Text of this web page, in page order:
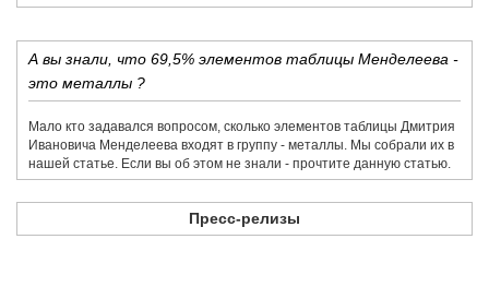
А вы знали, что 69,5% элементов таблицы Менделеева -
это металлы ?
Мало кто задавался вопросом, сколько элементов таблицы Дмитрия
Ивановича Менделеева входят в группу - металлы. Мы собрали их в
нашей статье. Если вы об этом не знали - прочтите данную статью.
Пресс-релизы